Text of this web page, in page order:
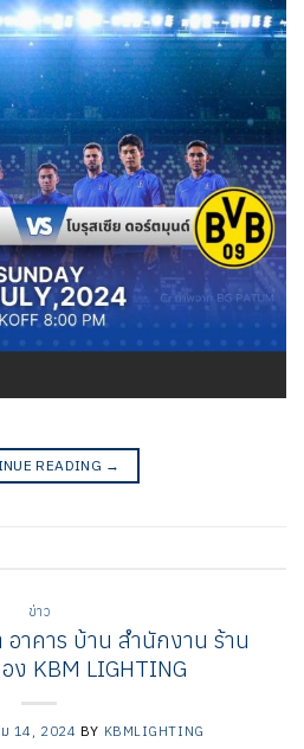
READING →
ข่าว
าคาร บ้าน สำนักงาน ร้าน
ง KBM LIGHTING
14, 2024 BY KBMLIGHTING